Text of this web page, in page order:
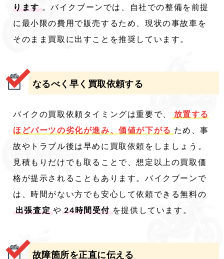
ります 。バイクブーンでは、自社での整備を前提
に最小限の費用で販売するため、現状の事故車を
そのまま買取に出すことを推奨しています。
なるべく早く買取依頼する
バイクの買取依頼タイミングは重要で、
放置する
ほどパーツの劣化が進み、価値が下がる ため、事
故やトラブル後は早めに買取依頼をしましょう。
見積もりだけでも取ることで、想定以上の買取価
格が提示されることもあります。バイクブーンで
は、時間がない方でも安心して依頼できる無料の
出張査定 や 24時間受付 を提供しています。
故障箇所を正直に伝える